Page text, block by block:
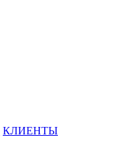
КЛИЕНТЫ